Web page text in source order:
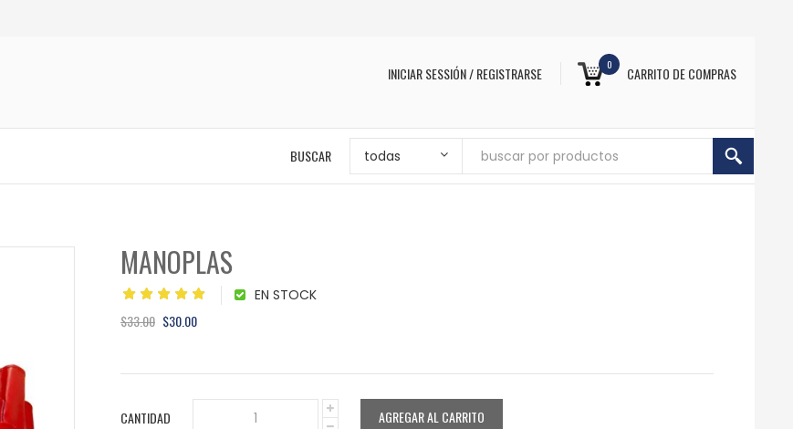
INICIAR SESSIÓN / REGISTRARSE 0 CARRITO DE COMPRAS
BUSCAR todas
MANOPLAS
EN STOCK
$33.00 $30.00
CANTIDAD 1 AGREGAR AL CARRITO